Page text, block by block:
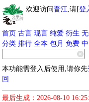
欢迎访问晋江,请[登
首页 古言 现言 纯爱 衍生
分类 排行 全本 包月 免费
本功能需登入后使用,请你先
回
最后生成：2026-08-10